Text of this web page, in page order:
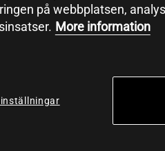
på webbplatsen,
More information